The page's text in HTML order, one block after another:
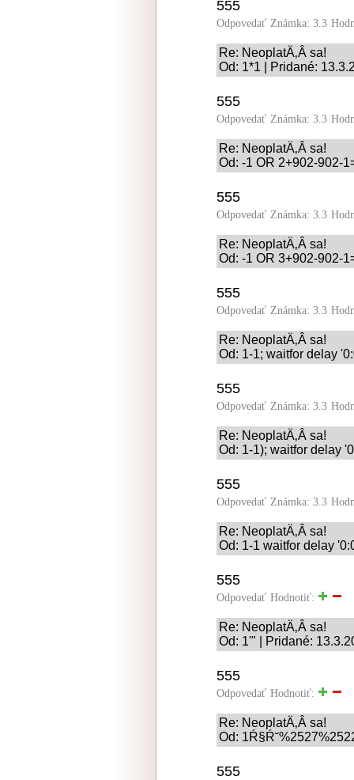
555
Odpovedať Známka: 3.3
Re: NeoplatÄ‚Â­ sa!
Od: 1*1 | Pridané:
555
Odpovedať Známka: 3.3
Re: NeoplatÄ‚Â­ sa!
Od: -1 OR 2+902-902-
555
Odpovedať Známka: 3.3
Re: NeoplatÄ‚Â­ sa!
Od: -1 OR 3+902-902-
555
Odpovedať Známka: 3.3
Re: NeoplatÄ‚Â­ sa!
Od: 1-1; waitfor delay
555
Odpovedať Známka: 3.3
Re: NeoplatÄ‚Â­ sa!
Od: 1-1); waitfor delay
555
Odpovedať Známka: 3.3
Re: NeoplatÄ‚Â­ sa!
Od: 1-1 waitfor delay
555
Odpovedať Hodnotiť:
Re: NeoplatÄ‚Â­ sa!
Od: 1'" | Pridané:
555
Odpovedať Hodnotiť:
Re: NeoplatÄ‚Â­ sa!
Od:
555